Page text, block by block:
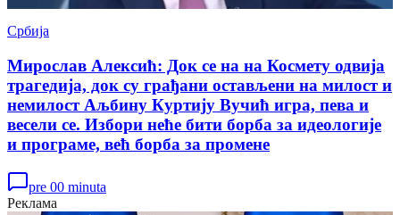
Србија
Мирослав Алексић: Док се на на Космету одвија
трагедија, док су грађани остављени на милост и
немилост Аљбину Куртију Вучић игра, пева и
весели се. Избори неће бити борба за идеологије
и програме, већ борба за промене
pre 00 minuta
Реклама